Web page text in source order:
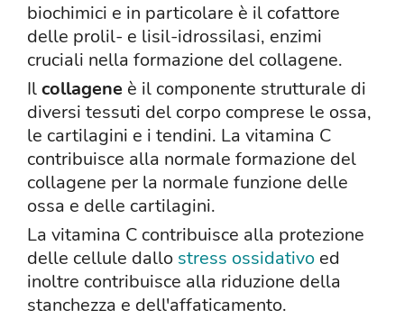
biochimici e in particolare è il cofattore
delle prolil- e lisil-idrossilasi, enzimi
cruciali nella formazione del collagene.
Ilcollagene è il componente strutturale di
diversi tessuti del corpo comprese le ossa,
le cartilagini e i tendini. La vitamina C
contribuisce alla normale formazione del
collagene per la normale funzione delle
ossa e delle cartilagini.
La vitamina C contribuisce alla protezione
delle cellule dallo stress ossidativo ed
inoltre contribuisce alla riduzione della
stanchezza e dell'affaticamento.